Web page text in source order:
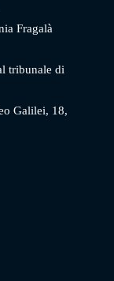
Fragalà
tribunale di
Galilei, 18,